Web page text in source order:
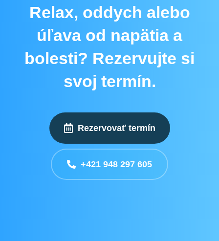
Relax, oddych alebo
úľava od napätia a
bolesti? Rezervujte si
svoj termín.
Rezervovať termín
+421 948 297 605​